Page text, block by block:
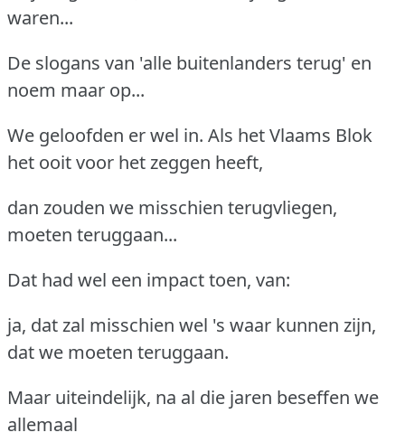
waren...
De slogans van 'alle buitenlanders terug' en
noem maar op...
We geloofden er wel in. Als het Vlaams Blok
het ooit voor het zeggen heeft,
dan zouden we misschien terugvliegen,
moeten teruggaan...
Dat had wel een impact toen, van:
ja, dat zal misschien wel 's waar kunnen zijn,
dat we moeten teruggaan.
Maar uiteindelijk, na al die jaren beseffen we
allemaal